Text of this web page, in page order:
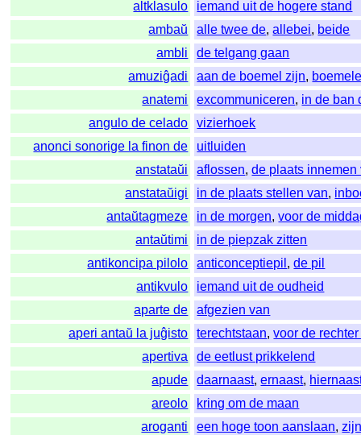
altklasulo
iemand uit de hogere stand
ambaŭ
alle twee de,allebei, beide
ambli
de telgang gaan
amuziĝadi
aan de boemel zijn,
anatemi
excommuniceren, in de ban
angulo de celado
vizierhoek
anonci sonorige la finon de
uitluiden
anstataŭi
aflossen,de plaats innemen
anstataŭigi
in de plaats stellen van,
antaŭtagmeze
in de morgen,voor de
antaŭtimi
in de piepzak zitten
antikoncipa pilolo
anticonceptiepil ,de pil
antikvulo
iemand uit de oudheid
aparte de
afgezien van
aperi antaŭ la juĝisto
terechtstaan,voor de
apertiva
de eetlust prikkelend
apude
daarnaast,ernaast,
areolo
kring om de maan
aroganti
een hoge toon aanslaan,